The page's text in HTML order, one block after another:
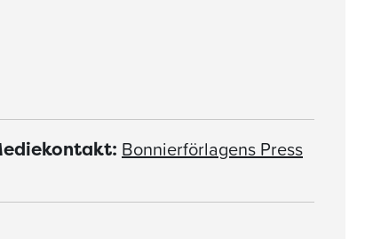
Bonnierförlagens Press